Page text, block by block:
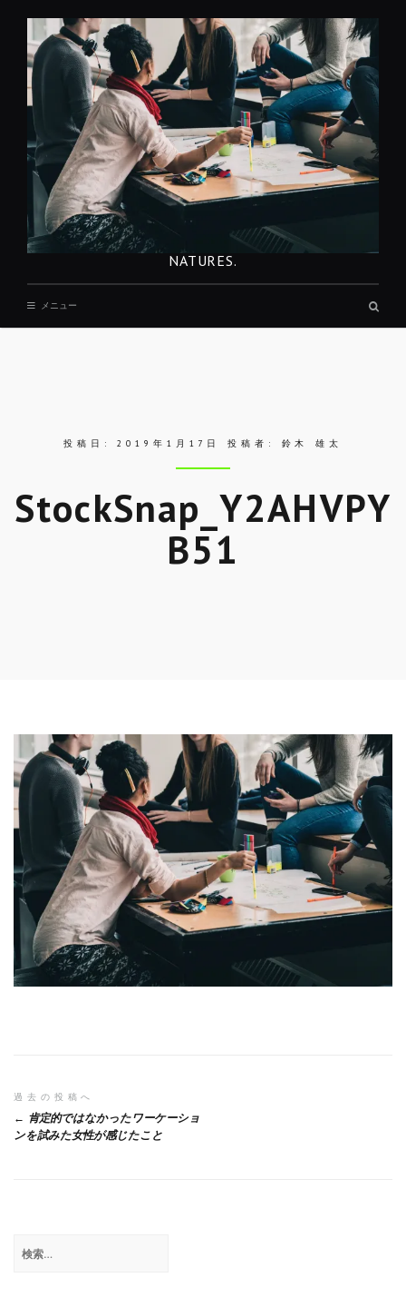
NATURES.
メニュー
投稿日:2019年1月17日 投稿者: 鈴木 雄太
StockSnap_Y2AHVPY
B51
投
稿
ー
過去の投稿へ
肯定的ではなかったワーケーショ
ンを試みた女性が感じたこと
索: